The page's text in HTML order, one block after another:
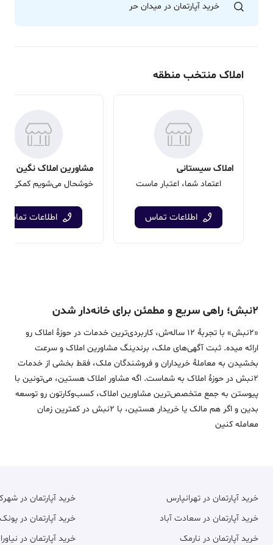
خرید آپارتمان در میدان حر
املاک منتخب منطقه
املاک سیستانی
اعتماد شما، اعتبار ماست
اطلاعات تماس
مشاورین املاک نگین
اطلاعات تماس
۲نبش؛ راهی سریع و مطمئن برای خانه‌دار شدن
«2نبش» با تجربۀ 12 ساله‌ش، کاربردی‌ترین خدمات در حوزۀ املاک رو
ارائه میده. ثبت آگهی‌های ملک، برندینگ مشاورین املاک و سرعت
بخشیدن به معاملۀ خریداران و فروشندگان ملک، فقط بخشی از خدمات
2نبش در حوزۀ املاک به شماست. اگه مشاور املاک هستین، می‌تونین با
پیوستن به جمع متخصص‌ترین مشاورین املاک، کسب‌وکارتون رو توسعه
بدین و اگر هم مالک یا خریدار هستین، با 2نبش در کمترین زمان
معامله‌ کنین
خرید آپارتمان در تهرانپارس
خرید آپارتمان در سعادت آباد
خرید آپارتمان در نارمک
خرید آپارتمان در
خرید آپارتمان در
خرید آپارتمان در